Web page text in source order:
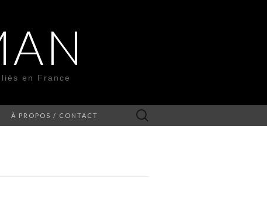
en France
À PROPOS / CONTACT Rechercher :